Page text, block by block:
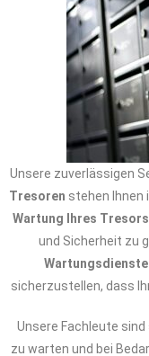
Unsere zuverlässigen
Tresoren stehen Ihnen
Wartung Ihres Tresors
und Sicherheit zu
sicherzustellen, dass
Unsere Fachleute
zu warten und bei